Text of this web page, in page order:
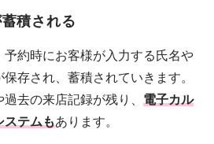
積される
約時にお客様が入力する氏名や
存され、蓄積されていきます。
去の来店記録が残り、 電子カル
ステムもあります。